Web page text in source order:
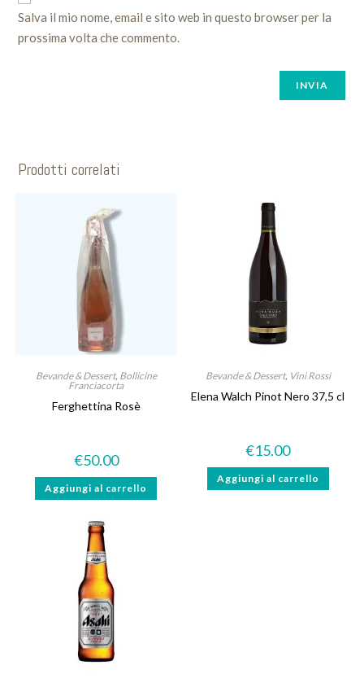
Salva il mio nome, email e sito web in questo browser per la
prossima volta che commento.
Prodotti correlati
Bevande & Dessert, Bollicine
Franciacorta
Ferghettina Rosè
€50.00
Aggiungi al carrello
Bevande & Dessert, Vini Rossi
Elena Walch Pinot Nero 37,5 cl
€15.00
Aggiungi al carrello